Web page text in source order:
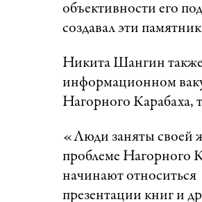
объективности его
создавал эти
Никита Шангин также
информационном
Нагорного Карабаха,
«Люди заняты своей
проблеме Нагорного
начинают
презентации книг и